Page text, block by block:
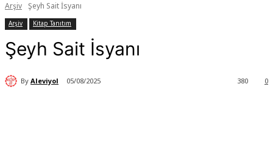
Arşiv Şeyh Sait İsyanı
Arşiv Kitap Tanıtım
Şeyh Sait İsyanı
By Aleviyol 05/08/2025 0
380